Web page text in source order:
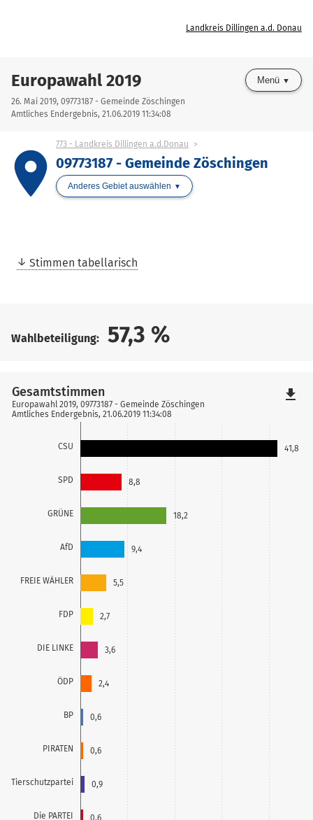
Landkreis Dillingen a.d. Donau
Europawahl 2019
26. Mai 2019, 09773187 - Gemeinde Zöschingen
Amtliches Endergebnis, 21.06.2019 11:34:08
Menü
place
773 - Landkreis Dillingen a.d.Donau
09773187 - Gemeinde Zöschingen
Anderes Gebiet auswählen
Stimmen tabellarisch
Wahlbeteiligung: 57,3 %
CSU
SPD
GRÜNE
AfD
FREIE WÄHLER
FDP
DIE LINKE
ÖDP
BP
PIRATEN
Tierschutzpartei
Die PARTEI
41,8
8,8
18,2
9,4
5,5
2,7
3,6
2,4
0,6
0,6
0,9
0,6
Gesamtstimmen
Europawahl 2019, 09773187 - Gemeinde Zöschingen
Amtliches Endergebnis, 21.06.2019 11:34:08
file_download